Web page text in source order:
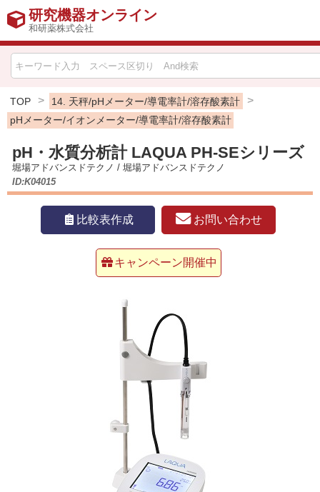
研究機器オンライン
和研薬株式会社
TOP
14. 天秤/pHメーター/導電率計/溶存酸素計
pHメーター/イオンメーター/導電率計/溶存酸素計
pH・水質分析計 LAQUA PH-SEシリーズ
堀場アドバンスドテクノ / 堀場アドバンスドテクノ
ID:K04015
比較表作成 お問い合わせ
キャンペーン開催中
HOME
比較表作成
お知らせ
機器キャンペーン情報一覧
メーカー別索引